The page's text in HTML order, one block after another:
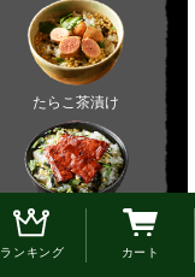
ランキング カート